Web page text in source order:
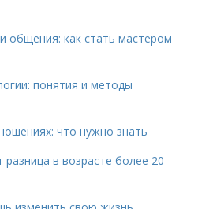
общения: как стать мастером
понятия и методы
что нужно знать
разница в возрасте более 20